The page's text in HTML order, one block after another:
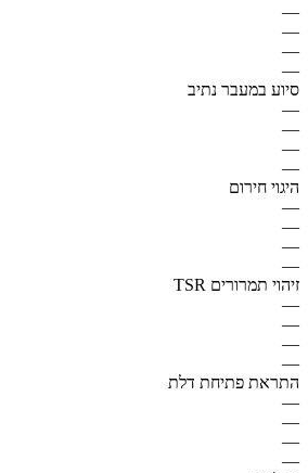
—
—
—
—
סיוע במעבר נתיב
—
—
—
—
היגוי חירום
—
—
—
—
זיהוי תמרורים TSR
—
—
—
—
התראת פתיחת דלת
—
—
—
—